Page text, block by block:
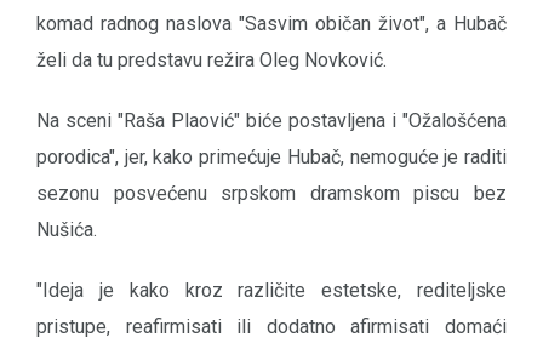
komad radnog naslova "Sasvim običan život", a Hubač
želi da tu predstavu režira Oleg Novković.
Na sceni "Raša Plaović" biće postavljena i "Ožalošćena
porodica", jer, kako primećuje Hubač, nemoguće je raditi
sezonu posvećenu srpskom dramskom piscu bez
Nušića.
"Ideja je kako kroz različite estetske, rediteljske
pristupe, reafirmisati ili dodatno afirmisati domaći